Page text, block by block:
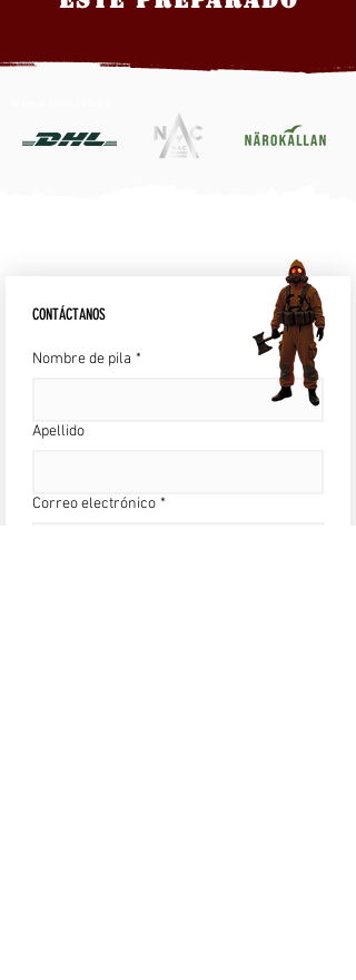
CONTÁCTANOS
Nombre de pila *
Apellido
Correo electrónico *